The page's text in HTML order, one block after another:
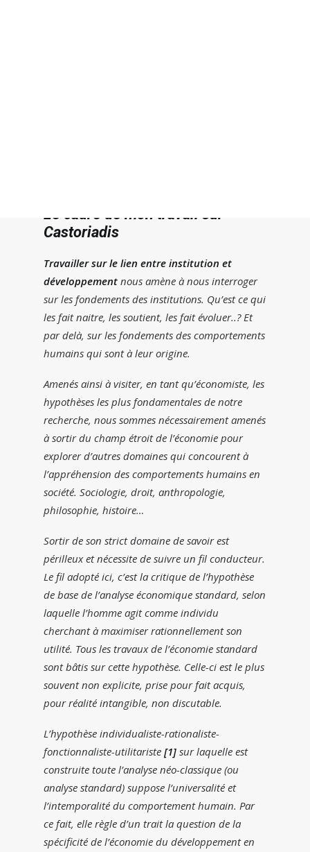
Le cadre de mon travail sur
Castoriadis
Travailler sur le lien entre institution et
développement nous amène à nous interroger
sur les fondements des institutions. Qu’est ce qui
les fait naitre, les soutient, les fait évoluer..? Et
par delà, sur les fondements des comportements
humains qui sont à leur origine.
Amenés ainsi à visiter, en tant qu’économiste, les
hypothèses les plus fondamentales de notre
recherche, nous sommes nécessairement amenés
à sortir du champ étroit de l’économie pour
explorer d’autres domaines qui concourent à
l’appréhension des comportements humains en
société. Sociologie, droit, anthropologie,
philosophie, histoire…
Sortir de son strict domaine de savoir est
périlleux et nécessite de suivre un fil conducteur.
Le fil adopté ici, c’est la critique de l’hypothèse
de base de l’analyse économique standard, selon
laquelle l’homme agit comme individu
cherchant à maximiser rationnellement son
utilité. Tous les travaux de l’économie standard
sont bâtis sur cette hypothèse. Celle-ci est le plus
souvent non explicite, prise pour fait acquis,
pour réalité intangible, non discutable.
L’hypothèse individualiste-rationaliste-
fonctionnaliste-utilitariste [1] sur laquelle est
construite toute l’analyse néo-classique (ou
analyse standard) suppose l’universalité et
l’intemporalité du comportement humain. Par
ce fait, elle règle d’un trait la question de la
spécificité de l’économie du développement en